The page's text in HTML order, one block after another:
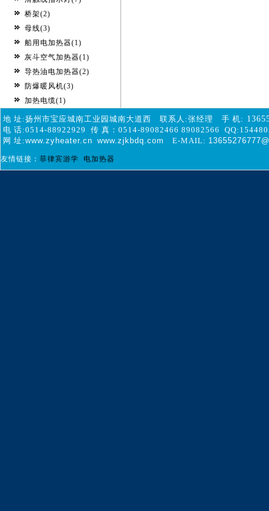
桥架(2)
母线(3)
船用电加热器(1)
灰斗空气加热器(1)
导热油电加热器(2)
防爆暖风机(3)
加热电缆(1)
地 址:扬州市宝应城南工业园城南大道西 联系人:张经理 手 机:
电 话:0514-88922929 传 真：0514-89082466 89082566
网 址:www.zyheater.cn www.zjkbdq.com E-MAIL:
友情链接： 菲律宾游学 电加热器